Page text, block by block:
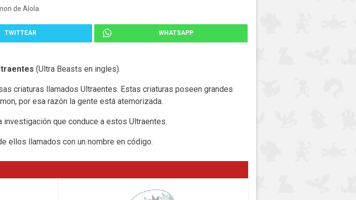
de Alola.
TWITTEAR WHATSAPP
(Ultra Beasts en ingles).
criaturas llamados Ultraentes. Estas criaturas poseen grandes
por esa razón la gente está atemorizada.
que conduce a estos Ultraentes.
ellos llamados con un nombre en código.